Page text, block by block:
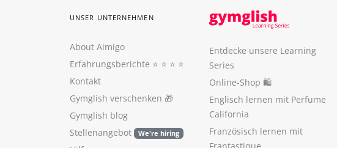
UNSER UNTERNEHMEN
About Aimigo
Erfahrungsberichte ⭐️ ⭐️ ⭐️ ⭐️
Kontakt
Gymglish verschenken 🎁
Gymglish blog
Stellenangebot
We're hiring
Entdecke unsere Learning
Series
Online-Shop 🛍
Englisch lernen mit Perfume
California
Französisch lernen mit